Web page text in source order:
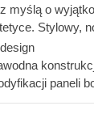
myślą o
Stylowy,
i klasyczny
wiata
do Twojego
paneli